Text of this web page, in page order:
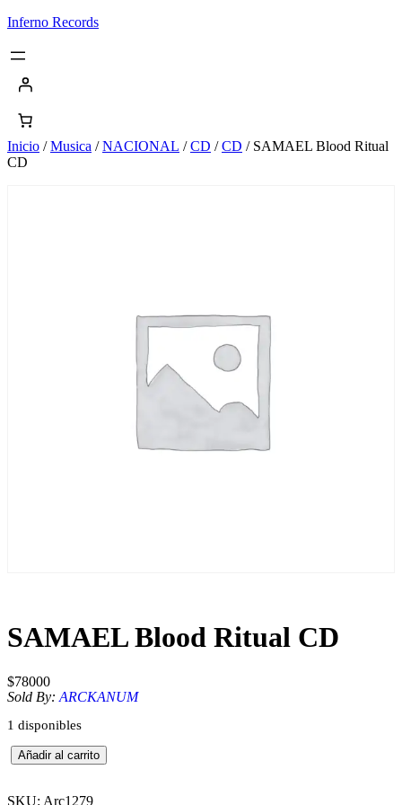
Saltar
contenido
Inferno Records
Inicio /Musica /NACIONAL /CD /CD / SAMAEL Blood Ritual
CD
SAMAEL Blood Ritual CD
$78000
Sold By: ARCKANUM
1 disponibles
S
A
A
Añadir al carrito
SKU: Arc1279